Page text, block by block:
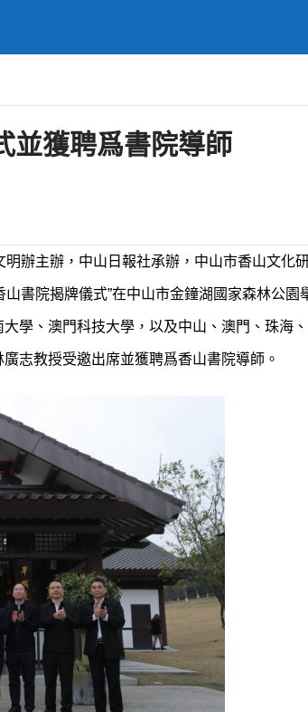
並獲聘爲書院導師
辦主辦，中山日報社承辦，中山市香山文化
山書院揭牌儀式”在中山市金鐘湖國家森林公園
學、澳門科技大學，以及中山、澳門、珠海
志教授受邀出席並獲聘爲香山書院導師。